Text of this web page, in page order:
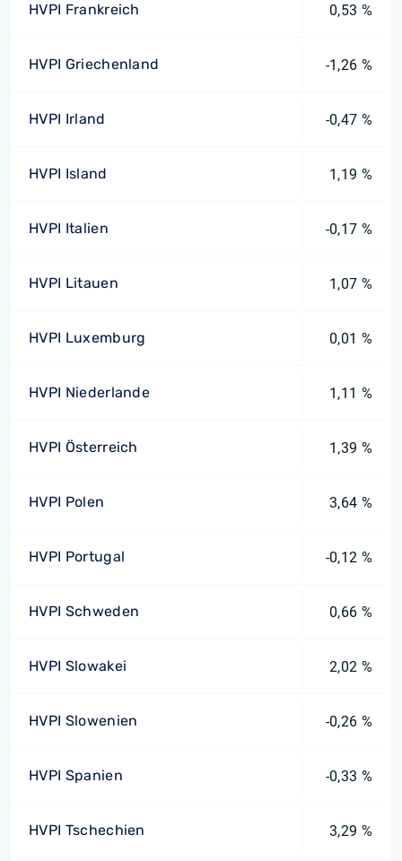
HVPI Frankreich 0,53 %
HVPI Griechenland -1,26 %
HVPI Irland -0,47 %
HVPI Island 1,19 %
HVPI Italien -0,17 %
HVPI Litauen 1,07 %
HVPI Luxemburg 0,01 %
HVPI Niederlande 1,11 %
HVPI Österreich 1,39 %
HVPI Polen 3,64 %
HVPI Portugal -0,12 %
HVPI Schweden 0,66 %
HVPI Slowakei 2,02 %
HVPI Slowenien -0,26 %
HVPI Spanien -0,33 %
HVPI Tschechien 3,29 %